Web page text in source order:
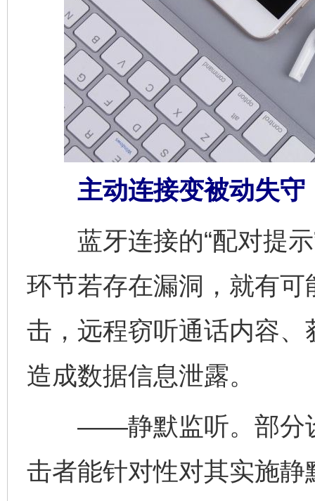
主动连接变被动失守
蓝牙连接的“配对提示
环节若存在漏洞，就有
击，远程窃听通话内容
造成数据信息泄露。
——静默监听。部分设
击者能针对性对其实施